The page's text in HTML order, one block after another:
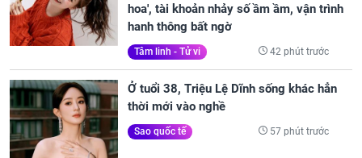
hoa', tài khoản nhảy số ầm ầm, vận trình
hanh thông bất ngờ
Tâm linh - Tử vi 42 phút trước
Ở tuổi 38, Triệu Lệ Dĩnh sống khác hẳn
thời mới vào nghề
Sao quốc tế 57 phút trước